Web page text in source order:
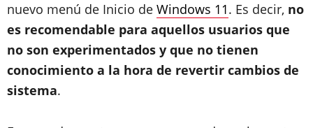
nuevo menú de Inicio de Windows 11. Es decir, no
es recomendable para aquellos usuarios que
no son experimentados y que no tienen
conocimiento a la hora de revertir cambios de
sistema.